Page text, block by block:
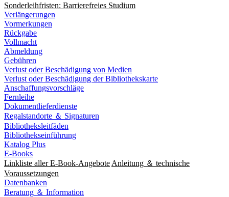
Sonderleihfristen: Barrierefreies Studium
Verlängerungen
Vormerkungen
Rückgabe
Vollmacht
Abmeldung
Gebühren
Verlust oder Beschädigung von Medien
Verlust oder Beschädigung der Bibliothekskarte
Anschaffungsvorschläge
Fernleihe
Dokumentlieferdienste
Regalstandorte ＆ Signaturen
Bibliotheksleitfäden
Bibliothekseinführung
Katalog Plus
E-Books
Linkliste aller E-Book-Angebote Anleitung ＆ technische
Voraussetzungen
Datenbanken
Beratung ＆ Information